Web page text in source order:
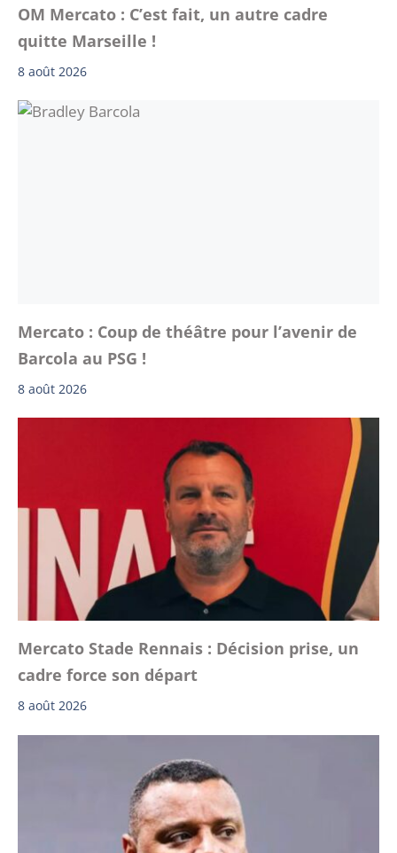
OM Mercato : C’est fait, un autre cadre
quitte Marseille !
8 août 2026
Mercato : Coup de théâtre pour l’avenir de
Barcola au PSG !
8 août 2026
Mercato Stade Rennais : Décision prise, un
cadre force son départ
8 août 2026